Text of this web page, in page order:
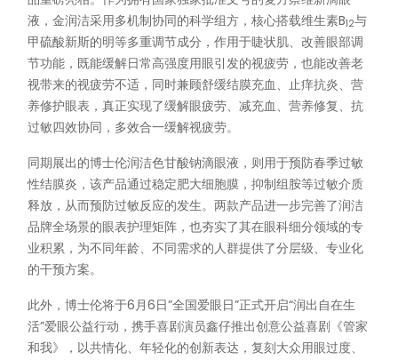
液，金润洁采用多机制协同的科学组方，核心搭载维生素B12与
甲硫酸新斯的明等多重调节成分，作用于睫状肌、改善眼部调
节功能，既能缓解日常高强度用眼引发的视疲劳，也能改善老
视带来的视疲劳不适，同时兼顾舒缓结膜充血、止痒抗炎、营
养修护眼表，真正实现了缓解眼疲劳、减充血、营养修复、抗
过敏四效协同，多效合一缓解视疲劳。
同期展出的博士伦润洁色甘酸钠滴眼液，则用于预防春季过敏
性结膜炎，该产品通过稳定肥大细胞膜，抑制组胺等过敏介质
释放，从而预防过敏反应的发生。两款产品进一步完善了润洁
品牌全场景的眼表护理矩阵，也夯实了其在眼科细分领域的专
业积累，为不同年龄、不同需求的人群提供了分层级、专业化
的干预方案。
此外，博士伦将于6月6日”全国爱眼日”正式开启“润出自在生
活”爱眼公益行动，携手喜剧演员鑫仔推出创意公益喜剧《管家
和我》，以共情化、年轻化的创新表达，复刻大众用眼过度、